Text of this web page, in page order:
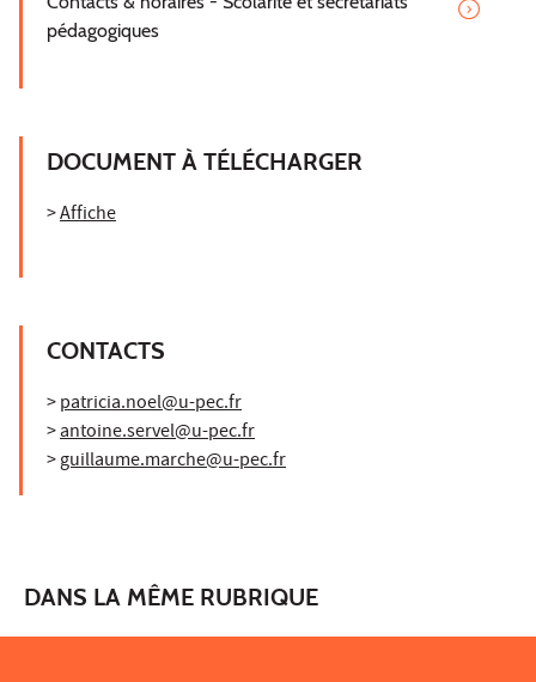
pédagogiques
DOCUMENT À TÉLÉCHARGER
>Affiche
CONTACTS
>patricia.noel@u-pec.fr
>antoine.servel@u-pec.fr
>guillaume.marche@u-pec.fr
DANS LA MÊME RUBRIQUE